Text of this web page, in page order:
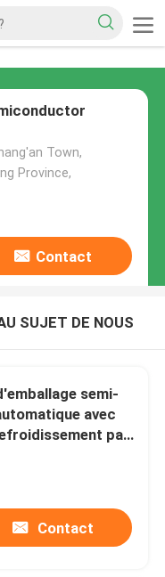
Town,
Province,
Contact
SUJET DE NOUS
semi-
avec
par
Contact